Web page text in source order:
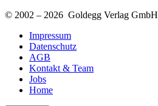
© 2002 – 2026 Goldegg Verlag GmbH
Impressum
Datenschutz
AGB
Kontakt & Team
Jobs
Home